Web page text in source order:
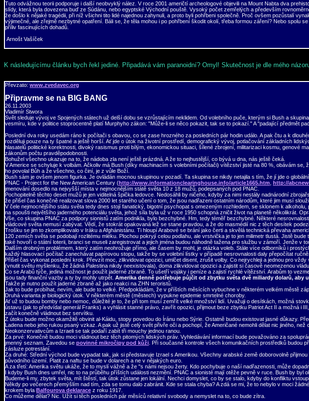
Tuto odvážnou teorii podporuje i další neobvyklý nález. V roce 2001 američtí archeologové objevili na Mount Nabta dva
slídy, která byla dovezena buď ze Súdánu, nebo egyptské Východní pouště. Vysoký počet zemřelých a především
že došlo k nějaké tragédii, při níž všichni tito lidé najednou zahynuli, a proto byli pohřbeni společně. Proč ovšem pozůstalí
výjimečné, ale zřejmě nezbytné opatření. Báli se, že těla mohou i po pohřbení škodit okolí, třeba formou záření? Nebo
příliv fascinujících dohadů.
Arnošt Vašíček
K následujícímu článku bych řekl jediné. Připadává vám paranoidní? Omyl! Skutečnost je dle mého
Převzato: www.zvedavec.org
Připravme se na BIG BANG
26.11.2003
Vladimír Stwora
Svět sleduje vývoj ve Spojených státech už delší dobu se vzrůstajícím neklidem. Od volebního puče, kterým si Bush a
vesmíru, kde v politice stoprocentně platí Murphyho zákon: "Může-li se něco pokazit, tak se to pokazí." A "padající předmět
Poslední dva roky usedám ráno k počítači s obavou, co se zase hrozného za posledních pár hodin událo. A pak čtu a k
rozděluji pouze na ty špatné a ještě horší. Ať jde o útok na životní prostředí, demografický vývoj, potlačování základních
hlasatelů politické korektnosti, divoký rasismus proti bílým, ekonomickou situaci, šílené zbrojení, militarizaci kosmu, genové
zákonům počtu pravděpodobnosti.
Bohužel všechno ukazuje na to, že nádoba zla není ještě prázdná. A že to nejhustější, co bývá u dna, nás ještě čeká.
V Americe se schyluje k volbám. Ačkoliv má Bush (díky machinacím s volebními počítači) vítězství jisté na 80 %, obávám
ho povolal Bůh a že všechno, co činí, je z vůle Boží.
Bush sám je ovšem jenom figurka. Je ovládán mocnou skupinou v pozadí. Ta skupina se nikdy netajila s tím, že jí jde o
PNAC - Project for the New American Century (http://www.informationclearinghouse.info/article1665.htm http://
jmenování dosedlo na nejvyšší místa v nejmocnějším státě světa 10 z 18 mužů, podepsaných pod PNAC.
Pochopitelně těchto deset mužů je jen viditelná špička ledovce. Nedosáhli by ničeho, kdyby za nimi nestály nadnárodní
že přišel čas konečně realizovat slova 2000 let starého učení o tom, že jsou nadřazeni ostatním národům, které jim musí
V čele nejmocnějšího státu světa tedy dnes stojí fanatický, bigotní psychopat s omezeným rozhledem, se sklonem k
na spoušti největšího jaderného potenciálu světa, jehož síla byla už v roce 1950 schopná zničit život na planetě několikrát.
Vše, co skupina PNAC za podpory sionistů zatím podnikla, bylo bezchybné. Hm, tedy téměř bezchybné. Některé
vládcové světa nemusí zabývat. Vědí, že stokrát opakovaná lež se stane pravdou, a že do masmédií nic z těch desítek
Trošku se jim to zkomplikovalo v Iráku a Afghánistánu. Ti hloupí Arabové se brání jako čerti a skvělá technická převaha
120 zemích světa se podobají rozlitému mléku. Plochou pokryjí celou podlahu, ale vrstvička je to jen milimetr tlustá. Jistě
také hovoří o státní loterii, branci se museli zaregistrovat a jejich jména budou náhodně tažena pro službu v zámoří. Jenže v
Dalším drobným problémem, který zatím neohrožuje přímo, ale časem by mohl, je otázka voleb. Stále více odborníků i
každý hlasovací počítač zanechávat papírovou stopu, takže by se volební lístky v případě nesrovnalosti daly přepočítat
Přišel čas vykonat poslední krok. Převzít moc, zlikvidovat opozici, umlčet disent, zrušit volby. Co nejrychleji a jednou pro
(vnutit světu myšlenku, že žádná Palestina nikdy neexistovala), doma zlikvidovat opozici a zajistit si časově neomezenou vládu.
Co se Arabů týče, jediná možnost je použít jaderné zbraně. To ušetří vojáky i peníze a zajistí rychlé vítězství. Arabům to
jsou tady finanční vazby a ty by mohly utrpět. Amerika denně potřebuje půjčit od zbytku světa dvě miliardy dolarů, aby
Takže je nutno použít jaderné zbraně až jako reakci na ZHN teroristů.
Jak to bude probíhat, nevím, ale bude to velké. Předpokládám, že v příštích měsících vybuchne v některém velkém městě
Druhá varianta je biologický útok. V některém městě (městech) vypukne epidemie smrtelné choroby.
Ať už to budou bomby nebo nemoc, důležité je to, že při tom musí zemřít velké množství lidí. Uvažuji o desítkách, možná
ústavu (jak to předvídal generál Franks) a vyhlásit stanné právo, zavřít opozici, přijmout beze zbytku Patriot Act II a možná
začít konečně vládnout bez servítku.
Z útoku bude možno okamžitě obvinit al-Káidu, stopy povedou do Íránu nebo Sýrie. Ostatně budou existovat jasné důkazy.
Ladena nebo jeho rukou psaný vzkaz. A pak už jistě celý svět přivře oči a pochopí, že Američané nemohli dělat nic jiného, než
Neokonzervativcům a Izraeli se tak podaří zabít tři mouchy jednou ranou.
Za prvé: Konečně budou moci vládnout bez těch pitomých lidských práv. Vyhledávání informací bude považováno za
jmenný seznam. Zavedou se povinné mikročipy pod kůži . Při současné kontrole všech komunikačních prostředků budou
zásluze potrestání.
Za druhé: Střední východ bude vypadat tak, jak si představuje Izrael s Amerikou. Všechny arabské země doborovolně
původního území. Platit za naftu se bude v dolarech a ne v nějakých euro.
A za třetí: Amerika světu ukáže, že to myslí vážně a že "s námi nejsou žerty. Kdo pochybuje o naší nadřazenosti, může
I kdyby Bush dnes umřel, nic to na průběhu příštích události nezmění. PNAC a sionisté mají otěže pevně v ruce. Bush by byl
Budeme-li my, zbytek světa, mít štěstí, tak útok zůstane jen lokální. Nechci domyslet, co by se stalo, kdyby do konfliktu
Někdy po večerech přemýšlím nad tím, zda se tomu dalo zabránit. Kde se stala chyba? A zdá se mi, že to nebylo v moci
krokem byla Balfourova deklarace z roku 1917.
Co můžeme dělat? Nic. Užít si těch posledních pár měsíců relativní svobody a nemyslet na to, co bude zítra.